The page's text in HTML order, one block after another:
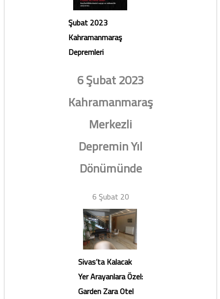
Şubat 2023
Kahramanmaraş
Depremleri
6 Şubat 2023
Kahramanmaraş
Merkezli
Depremin Yıl
Dönümünde
6 Şubat 20
Sivas’ta Kalacak
Yer Arayanlara Özel:
Garden Zara Otel